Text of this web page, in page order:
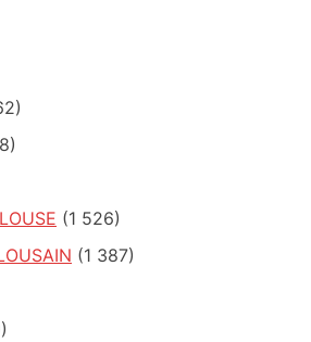
(1 526)
(1 387)